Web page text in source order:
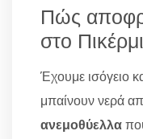
Πώς
στο
Έχουμε ισόγειο
μπαίνουν νερά
ανεμοθύελλα